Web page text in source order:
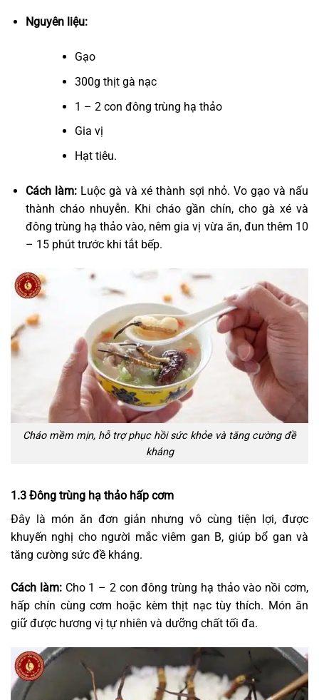
Nguyên liệu:
Gạo
300g thịt gà nạc
1 – 2 con đông trùng hạ thảo
Gia vị
Hạt tiêu.
Cách làm:Luộc gà và xé thành sợi nhỏ. Vo gạo và nấu
thành cháo nhuyễn. Khi cháo gần chín, cho gà xé và
đông trùng hạ thảo vào, nêm gia vị vừa ăn, đun thêm 10
– 15 phút trước khi tắt bếp.
Cháo mềm mịn, hỗ trợ phục hồi sức khỏe và tăng cường đề
kháng
1.3 Đông trùng hạ thảo hấp cơm
Đây là món ăn đơn giản nhưng vô cùng tiện lợi, được
khuyến nghị cho người mắc viêm gan B, giúp bổ gan và
tăng cường sức đề kháng.
Cách làm:Cho 1 – 2 con đông trùng hạ thảo vào nồi cơm,
hấp chín cùng cơm hoặc kèm thịt nạc tùy thích. Món ăn
giữ được hương vị tự nhiên và dưỡng chất tối đa.